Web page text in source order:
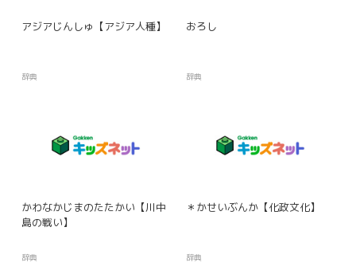
アジアじんしゅ【アジア人種】
辞典
おろし
辞典
かわなかじまのたたかい【川中
島の戦い】
辞典
＊かせいぶんか【化政文化】
辞典